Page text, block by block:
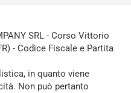
SRL - Corso Vittorio
- Codice Fiscale e Partita
in quanto viene
Non può pertanto